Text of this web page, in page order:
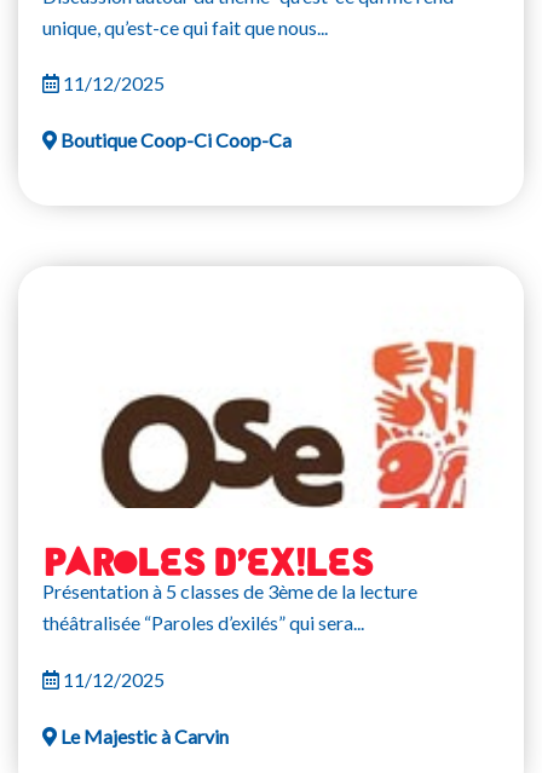
unique, qu’est-ce qui fait que nous...
11/12/2025
Boutique Coop-Ci Coop-Ca
PAROLES D’EXILES
Présentation à 5 classes de 3ème de la lecture
théâtralisée “Paroles d’exilés” qui sera...
11/12/2025
Le Majestic à Carvin